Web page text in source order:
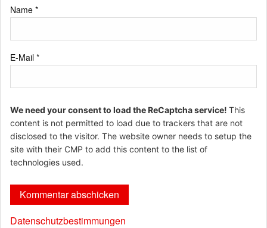
Name *
E-Mail *
We need your consent to load the ReCaptcha service! This
content is not permitted to load due to trackers that are not
disclosed to the visitor. The website owner needs to setup the
site with their CMP to add this content to the list of
technologies used.
Datenschutzbestimmungen